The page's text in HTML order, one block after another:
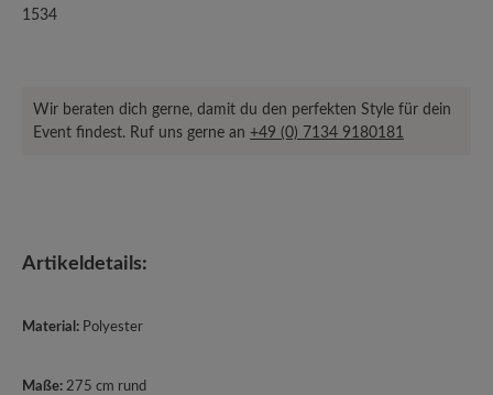
1534
Wir beraten dich gerne, damit du den perfekten Style für dein
Event findest. Ruf uns gerne an +49 (0) 7134 9180181
Artikeldetails:
Material: Polyester
Maße: 275 cm rund